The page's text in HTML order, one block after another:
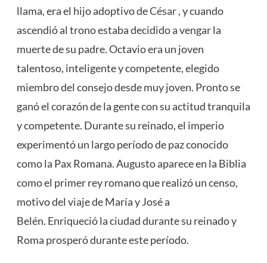
llama, era el hijo adoptivo deCésar, y cuando
ascendió al trono estaba decidido a vengar la
muerte de su padre. Octavio era un joven
talentoso, inteligente y competente, elegido
miembro del consejo desde muy joven. Pronto se
ganó el corazón de la gente con su actitud tranquila
y competente. Durante su reinado, el imperio
experimentó un largo período de paz conocido
como la Pax Romana. Augusto aparece en la Biblia
como el primer rey romano que realizó un censo,
motivo del viaje de María y José a
Belén. Enriqueció la ciudad durante su reinado y
Roma prosperó durante este período.